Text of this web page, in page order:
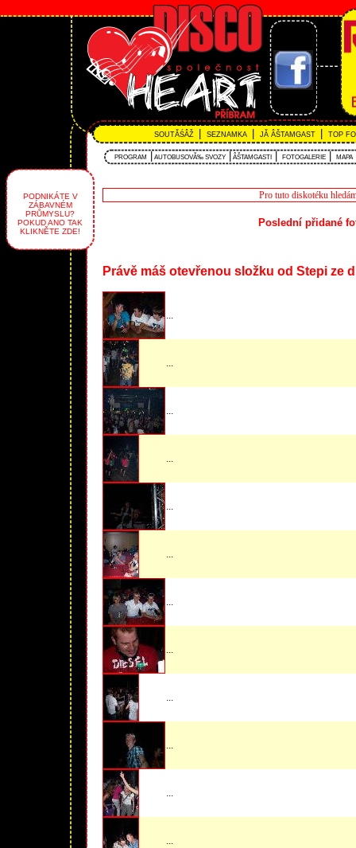
SOUTĂŚÂŽ SEZNAMKA JĂ ÂŠTAMGAST TOP
PROGRAM AUTOBUSOVĂ‰ SVOZY ÂŠTAMGASTI FOTOGALERIE MAPA
PODNIKÁTE V
ZÁBAVNÉM
PRŮMYSLU?
POKUD ANO TAK
KLIKNĚTE ZDE!
Pro tuto diskotéku
Poslední přidané
Právě máš otevřenou složku od Stepi ze
...
...
...
...
...
...
...
...
...
...
...
...